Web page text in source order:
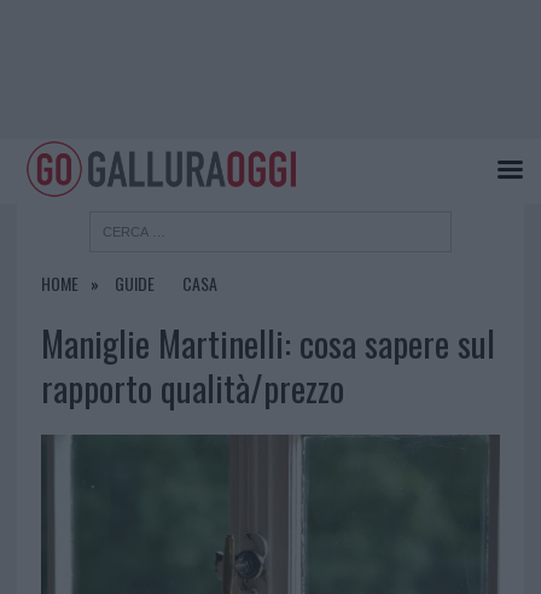
HOME GUIDE CASA
Maniglie Martinelli: cosa sapere sul
rapporto qualità/prezzo